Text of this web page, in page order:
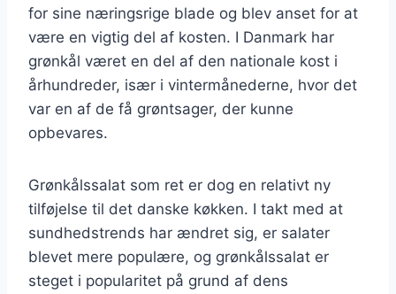
for sine næringsrige blade og blev anset for at
være en vigtig del af kosten. I Danmark har
grønkål været en del af den nationale kost i
århundreder, især i vintermånederne, hvor det
var en af de få grøntsager, der kunne
opbevares.
Grønkålssalat som ret er dog en relativt ny
tilføjelse til det danske køkken. I takt med at
sundhedstrends har ændret sig, er salater
blevet mere populære, og grønkålssalat er
steget i popularitet på grund af dens